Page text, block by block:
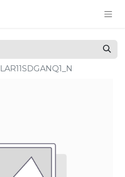
LAR11SDGANQ1_N